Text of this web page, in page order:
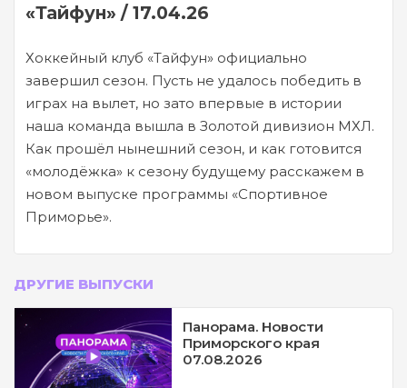
«Тайфун» / 17.04.26
Хоккейный клуб «Тайфун» официально
завершил сезон. Пусть не удалось победить в
играх на вылет, но зато впервые в истории
наша команда вышла в Золотой дивизион МХЛ.
Как прошёл нынешний сезон, и как готовится
«молодёжка» к сезону будущему расскажем в
новом выпуске программы «Спортивное
Приморье».
ДРУГИЕ ВЫПУСКИ
Панорама. Новости
Приморского края
07.08.2026